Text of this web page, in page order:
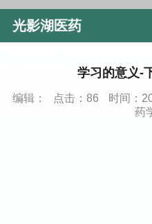
光影湖医药
学习的意义-
编辑： 点击： 86 时间：
药